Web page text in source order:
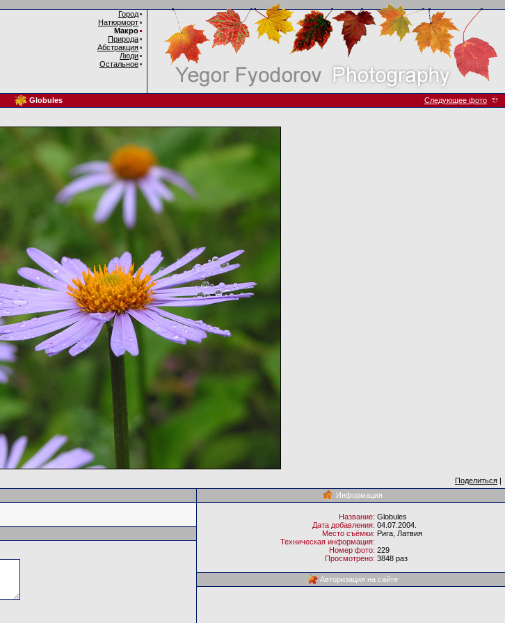
Город
Натюрморт
Макро
Природа
Абстракция
Люди
Остальное
Globules Следующее фото
Поделиться |
Информация
Название: Globules
Дата добавления: 04.07.2004.
Место съёмки: Рига, Латвия
Техническая информация:
Номер фото: 229
Просмотрено: 3848 раз
Авторизация на сайте